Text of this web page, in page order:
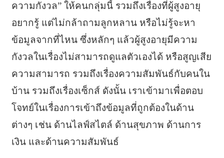
ความกังวล” ให้คนกลุ่มนี้ รวมถึงเรื่องที่ผู้สูงอายุ
อยากรู้ แต่ไม่กล้าถามลูกหลาน หรือไม่รู้จะหา
ข้อมูลจากที่ไหน ซึ่งหลักๆ แล้วผู้สูงอายุมีความ
กังวลในเรื่องไม่สามารถดูแลตัวเองได้ หรือสูญเสีย
ความสามารถ รวมถึงเรื่องความสัมพันธ์กับคนใน
บ้าน รวมถึงเรื่องเซ็กส์ ดังนั้น เราเข้ามาเพื่อตอบ
โจทย์ในเรื่องการเข้าถึงข้อมูลที่ถูกต้องในด้าน
ต่างๆ เช่น ด้านไลฟ์สไตล์ ด้านสุขภาพ ด้านการ
เงิน และด้านความสัมพันธ์